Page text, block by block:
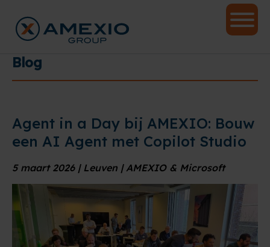
Blog
Agent in a Day bij AMEXIO: Bouw
een AI Agent met Copilot Studio
5 maart 2026 | Leuven | AMEXIO & Microsoft